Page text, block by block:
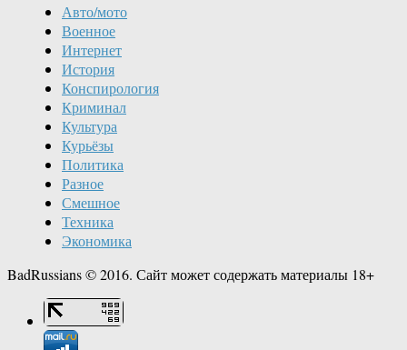
Авто/мото
Военное
Интернет
История
Конспирология
Криминал
Культура
Курьёзы
Политика
Разное
Смешное
Техника
Экономика
BadRussians © 2016. Сайт может содержать материалы 18+